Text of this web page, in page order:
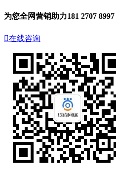
为您全网营销助力181 2707 8997
在线咨询